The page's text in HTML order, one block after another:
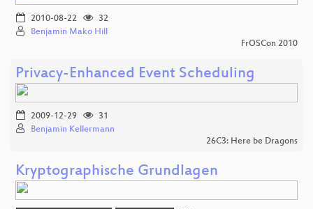
2010-08-22
32
Benjamin Mako Hill
FrOSCon 2010
Privacy-Enhanced Event Scheduling
2009-12-29
31
Benjamin Kellermann
26C3: Here be Dragons
Kryptographische Grundlagen